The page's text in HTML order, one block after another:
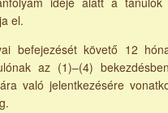
el.
befejezését követő 12
az (1)–(4)
való jelentkezésére